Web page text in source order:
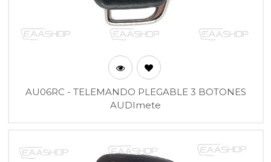
AU06RC - TELEMANDO PLEGABLE 3 BOTONES
AUDImete